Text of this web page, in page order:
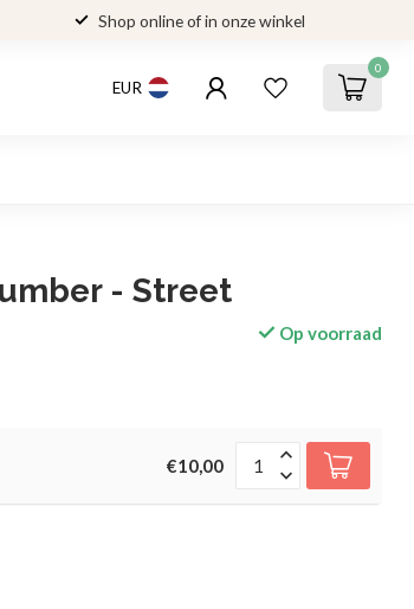
Shop online of in onze winkel
EUR
0
- Street
Op voorraad
€10,00